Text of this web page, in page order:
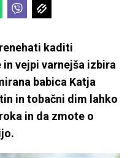
kaditi
vejpi varnejša izbira
babica Katja
in tobačni dim lahko
in da zmote o